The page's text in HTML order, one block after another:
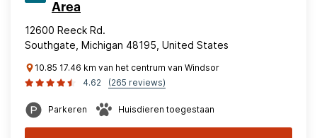
Area
12600 Reeck Rd.
Southgate, Michigan 48195, United States
10.85 17.46 km van het centrum van Windsor
4.62
(265 reviews)
Parkeren Huisdieren toegestaan